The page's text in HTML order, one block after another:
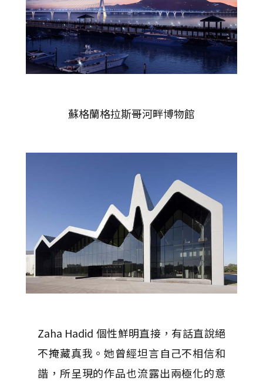
蘇格蘭格拉斯哥河畔博物館
Zaha Hadid 個性鮮明直接，有話直說絕
不掩藏真我。她曾經坦言自己不相信和
諧，所呈現的作品也流露出兩極化的意